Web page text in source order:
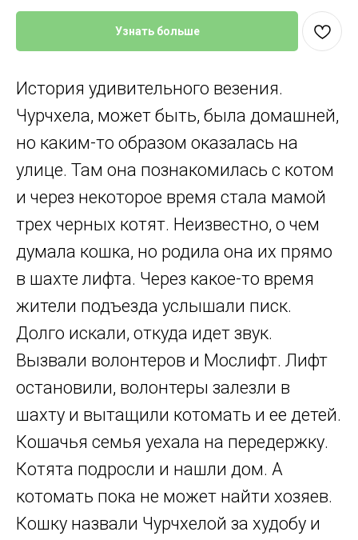
Узнать больше
История удивительного везения.
Чурчхела, может быть, была домашней,
но каким-то образом оказалась на
улице. Там она познакомилась с котом
и через некоторое время стала мамой
трех черных котят. Неизвестно, о чем
думала кошка, но родила она их прямо
в шахте лифта. Через какое-то время
жители подъезда услышали писк.
Долго искали, откуда идет звук.
Вызвали волонтеров и Мослифт. Лифт
остановили, волонтеры залезли в
шахту и вытащили котомать и ее детей.
Кошачья семья уехала на передержку.
Котята подросли и нашли дом. А
котомать пока не может найти хозяев.
Кошку назвали Чурчхелой за худобу и